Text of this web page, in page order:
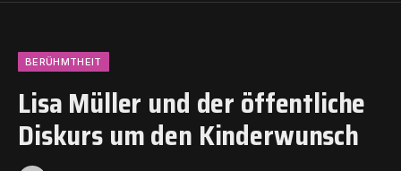
BERÜHMTHEIT
Lisa Müller und der öffentliche
Diskurs um den Kinderwunsch